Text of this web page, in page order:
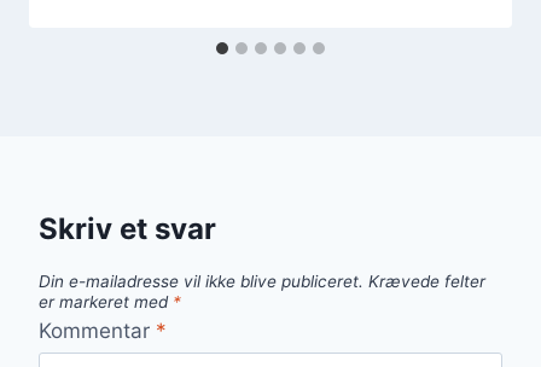
Skriv et svar
Din e-mailadresse vil ikke blive publiceret. Krævede felter
er markeret med *
Kommentar *